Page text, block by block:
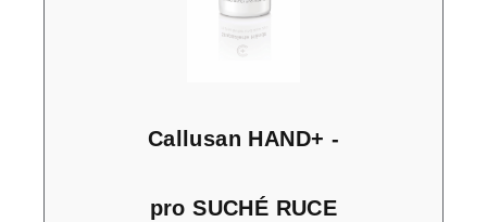
Callusan HAND+ -
pro SUCHÉ RUCE